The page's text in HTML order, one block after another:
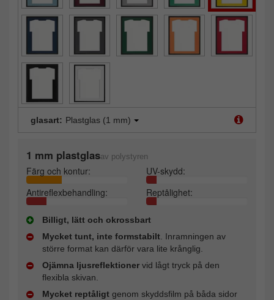
glasart: Plastglas (1 mm)
1 mm plastglasav polystyren
Färg och kontur:
UV-skydd:
Antireflexbehandling:
Reptålighet:
Billigt, lätt och okrossbart
Mycket tunt, inte formstabilt . Inramningen av
större format kan därför vara lite krånglig.
Ojämna ljusreflektioner vid lågt tryck på den
flexibla skivan.
Mycket reptåligt genom skyddsfilm på båda sidor